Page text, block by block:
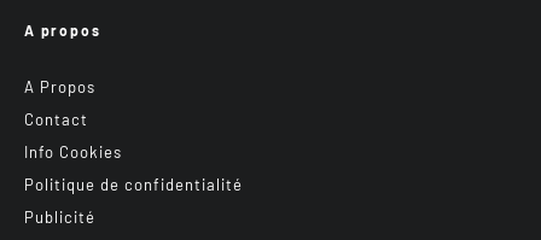
A propos
A Propos
Contact
Info Cookies
Politique de confidentialité
Publicité